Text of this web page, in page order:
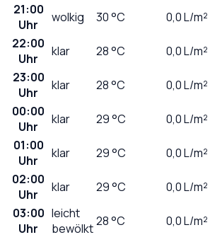
21:00
Uhr
wolkig 30°C 0,0L/m²
22:00
Uhr
klar 28°C 0,0L/m²
23:00
Uhr
klar 28°C 0,0L/m²
00:00
Uhr
klar 29°C 0,0L/m²
01:00
Uhr
klar 29°C 0,0L/m²
02:00
Uhr
klar 29°C 0,0L/m²
03:00
Uhr
leicht
bewölkt28°C 0,0L/m²